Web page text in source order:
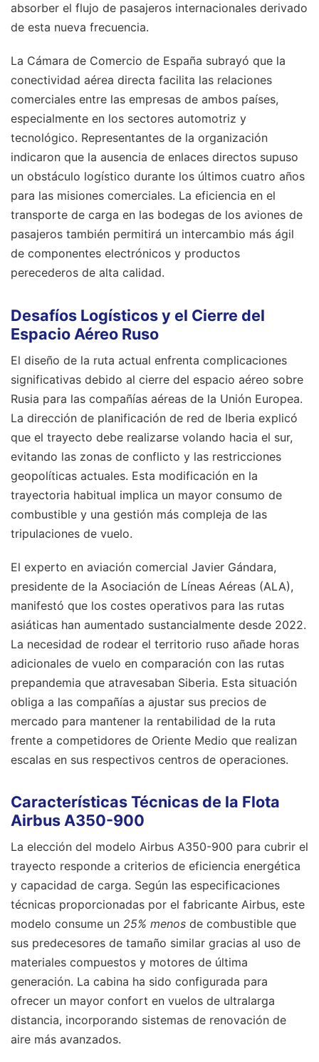
absorber el flujo de pasajeros internacionales derivado
de esta nueva frecuencia.
La Cámara de Comercio de España subrayó que la
conectividad aérea directa facilita las relaciones
comerciales entre las empresas de ambos países,
especialmente en los sectores automotriz y
tecnológico. Representantes de la organización
indicaron que la ausencia de enlaces directos supuso
un obstáculo logístico durante los últimos cuatro años
para las misiones comerciales. La eficiencia en el
transporte de carga en las bodegas de los aviones de
pasajeros también permitirá un intercambio más ágil
de componentes electrónicos y productos
perecederos de alta calidad.
Desafíos Logísticos y el Cierre del
Espacio Aéreo Ruso
El diseño de la ruta actual enfrenta complicaciones
significativas debido al cierre del espacio aéreo sobre
Rusia para las compañías aéreas de la Unión Europea.
La dirección de planificación de red de Iberia explicó
que el trayecto debe realizarse volando hacia el sur,
evitando las zonas de conflicto y las restricciones
geopolíticas actuales. Esta modificación en la
trayectoria habitual implica un mayor consumo de
combustible y una gestión más compleja de las
tripulaciones de vuelo.
El experto en aviación comercial Javier Gándara,
presidente de la Asociación de Líneas Aéreas (ALA),
manifestó que los costes operativos para las rutas
asiáticas han aumentado sustancialmente desde 2022.
La necesidad de rodear el territorio ruso añade horas
adicionales de vuelo en comparación con las rutas
prepandemia que atravesaban Siberia. Esta situación
obliga a las compañías a ajustar sus precios de
mercado para mantener la rentabilidad de la ruta
frente a competidores de Oriente Medio que realizan
escalas en sus respectivos centros de operaciones.
Características Técnicas de la Flota
Airbus A350-900
La elección del modelo Airbus A350-900 para cubrir el
trayecto responde a criterios de eficiencia energética
y capacidad de carga. Según las especificaciones
técnicas proporcionadas por el fabricante Airbus, este
modelo consume un 25% menos de combustible que
sus predecesores de tamaño similar gracias al uso de
materiales compuestos y motores de última
generación. La cabina ha sido configurada para
ofrecer un mayor confort en vuelos de ultralarga
distancia, incorporando sistemas de renovación de
aire más avanzados.